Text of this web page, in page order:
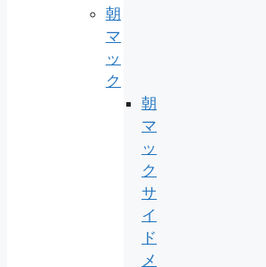
朝
マ
ッ
ク
朝
マ
ッ
ク
サ
イ
ド
メ